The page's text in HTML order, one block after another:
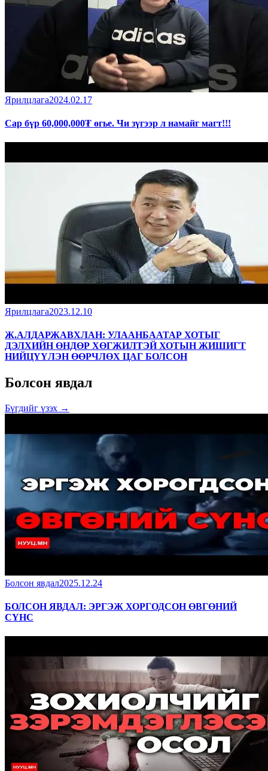
Ярилцлага2024.02.17
Сар бүр 60,000,000₮ өгье. Чи зүгээр л намайг магт!!!
Ярилцлага2023.12.10
Ж.АЛДАРЖАВХЛАН: УЛААНБААТАР ХОТЫГ
ДЭЛХИЙН ӨНДӨР ХӨГЖИЛТЭЙ ХОТЫН ЖИШИГТ
НИЙЦҮҮЛЭН ӨӨРЧЛӨХ ЦАГ БОЛСОН
Болсон явдал
Бүгдийг үзэх →
Болсон явдал2025.12.24
БОЛСОН ЯВДАЛ: ЭРГЭЖ ХОРГОДСОН ӨВГӨНИЙ
СҮНС